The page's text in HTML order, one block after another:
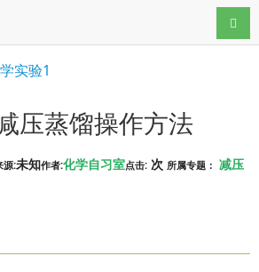
导航
实验1
压蒸馏操作方法
源:未知作者:化学自习室点击: 次 所属专题： 减压